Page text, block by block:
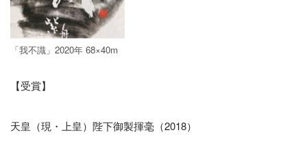
「我不識」2020年 68×40m
【受賞】
天皇（現・上皇）陛下御製揮毫（2018）